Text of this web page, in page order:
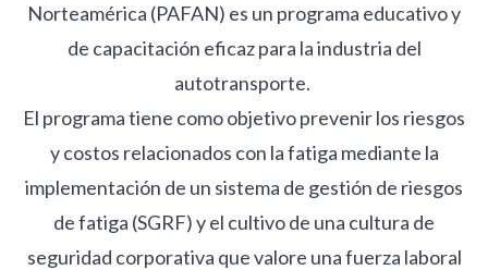
Norteamérica (PAFAN) es un programa educativo y
de capacitación eficaz para la industria del
autotransporte.
El programa tiene como objetivo prevenir los riesgos
y costos relacionados con la fatiga mediante la
implementación de un sistema de gestión de riesgos
de fatiga (SGRF) y el cultivo de una cultura de
seguridad corporativa que valore una fuerza laboral